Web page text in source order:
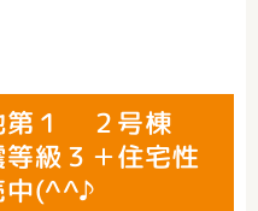
第１ ２号棟
級３＋住宅性
中(^^♪